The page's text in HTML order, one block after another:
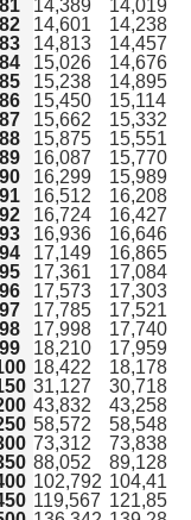
81 14,389
14,019
82 14,601
14,238
83 14,813
14,457
84 15,026
14,676
85 15,238
14,895
86 15,450
15,114
87 15,662
15,332
88 15,875
15,551
89 16,087
15,770
90 16,299
15,989
91 16,512
16,208
92 16,724
16,427
93 16,936
16,646
94 17,149
16,865
95 17,361
17,084
96 17,573
17,303
97 17,785
17,521
98 17,998
17,740
99 18,210
17,959
18,422
18,178
31,127
30,718
43,832
43,258
58,572
58,548
73,312
73,838
88,052
89,128
102,792 104,418
119,567 121,853